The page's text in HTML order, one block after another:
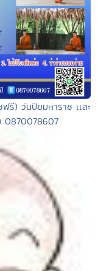
รี) วันปิยมหาราช เเละ
0870078607